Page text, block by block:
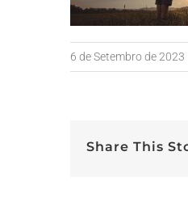
6 de Setembro de 2023
Share This